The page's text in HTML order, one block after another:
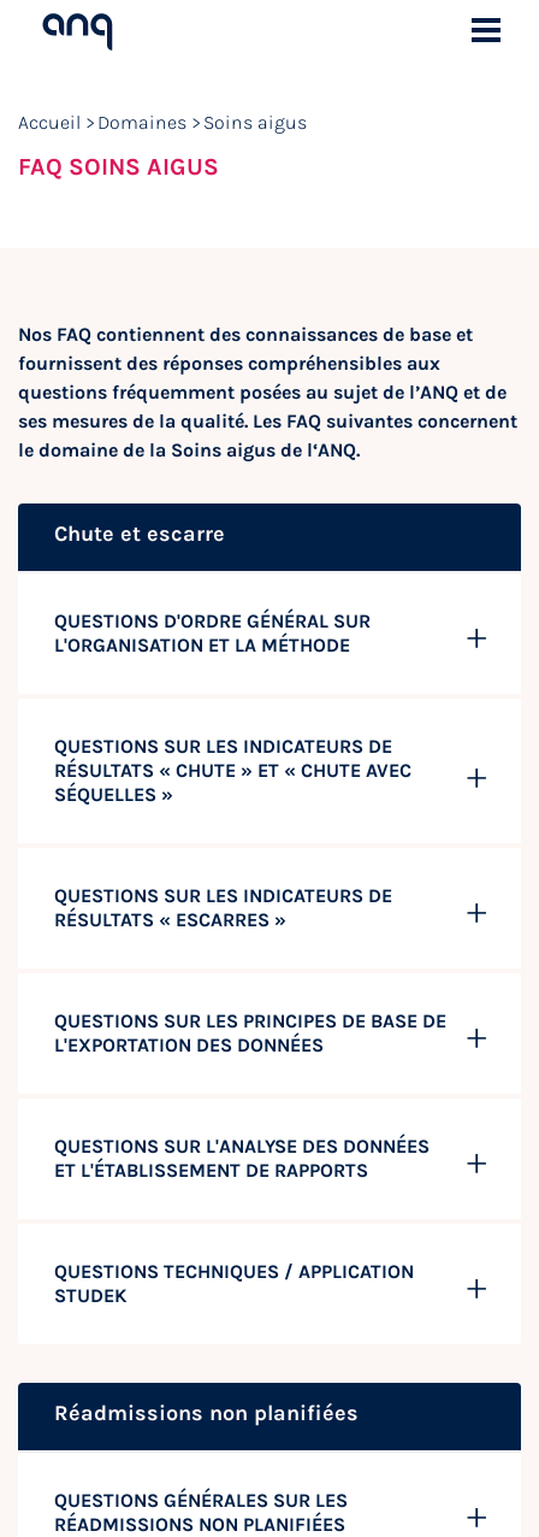
Accueil Domaines Soins aigus
FAQ SOINS AIGUS
Nos FAQ contiennent des connaissances de base et
fournissent des réponses compréhensibles aux
questions fréquemment posées au sujet de l’ANQ et de
ses mesures de la qualité. Les FAQ suivantes concernent
le domaine de la Soins aigus de l‘ANQ.
Chute et escarre
QUESTIONS D'ORDRE GÉNÉRAL SUR
L'ORGANISATION ET LA MÉTHODE
QUESTIONS SUR LES INDICATEURS DE
RÉSULTATS « CHUTE » ET « CHUTE AVEC
SÉQUELLES »
QUESTIONS SUR LES INDICATEURS DE
RÉSULTATS « ESCARRES »
QUESTIONS SUR LES PRINCIPES DE BASE DE
L'EXPORTATION DES DONNÉES
QUESTIONS SUR L'ANALYSE DES DONNÉES
ET L'ÉTABLISSEMENT DE RAPPORTS
QUESTIONS TECHNIQUES / APPLICATION
STUDEK
Réadmissions non planifiées
QUESTIONS GÉNÉRALES SUR LES
RÉADMISSIONS NON PLANIFIÉES